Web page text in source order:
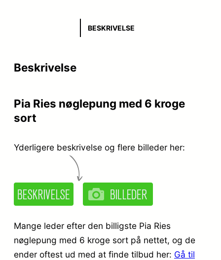
BESKRIVELSE
Beskrivelse
Pia Ries nøglepung med 6 kroge
sort
Yderligere beskrivelse og flere billeder her:
Mange leder efter den billigste Pia Ries
nøglepung med 6 kroge sort på nettet, og de
ender oftest ud med at finde tilbud her: Gå til